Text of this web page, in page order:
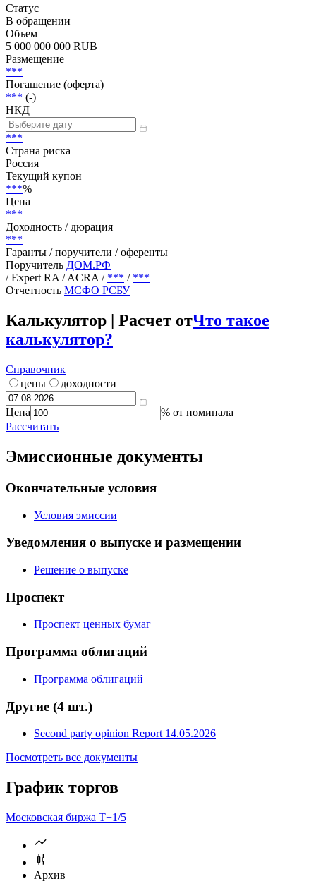
***
АКРА
***
Статус
В обращении
Объем
5 000 000 000 RUB
Размещение
***
Погашение (оферта)
***
НКД
***
Страна риска
Россия
Текущий купон
***
Цена
***
Доходность / дюрация
***
Поручитель
/ Expert RA / ACRA/ ***/***
Отчетность МСФОРСБУ
Калькулятор | Расчет от
калькулятор?
Справочник
цены
Цена
% от номинала
Окончательные условия
Условия эмиссии
Уведомления о выпуске и размещении
Решение о выпуске
Проспект
Проспект ценных бумаг
Программа облигаций
Программа облигаций
Другие (4 шт.)
Second party opinion Report 14.05.2026
График торгов
Московская биржа Т+